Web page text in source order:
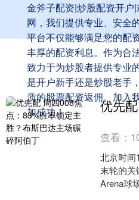
金斧子配资|炒股配资开户
网，我们提供专业、安全
平台不仅能够满足您的配
丰厚的配资利息。作为合
致力于为炒股者提供专业
是开户新手还是炒股老手
质的股票配资返佣。加入
加成功！
查看：
北京时间
末轮的关
Arena球